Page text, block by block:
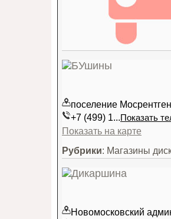
поселение
+7 (499) 1...Показать
Показать на карте
Рубрики: Магазины
Новомосковский